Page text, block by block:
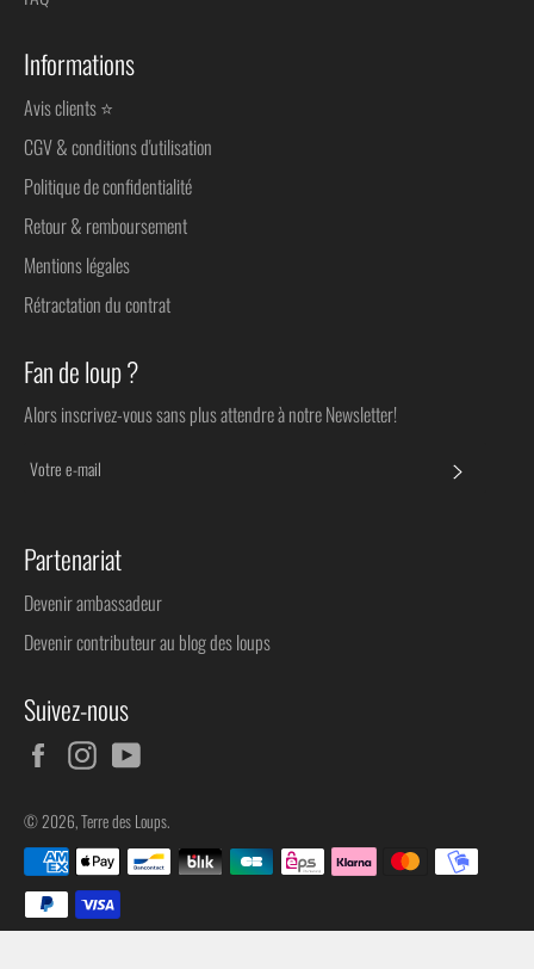
Informations
Avis clients ⭐
CGV & conditions d'utilisation
Politique de confidentialité
Retour & remboursement
Mentions légales
Rétractation du contrat
Fan de loup ?
Alors inscrivez-vous sans plus attendre à notre Newsletter!
Partenariat
Devenir ambassadeur
Devenir contributeur au blog des loups
Suivez-nous
FacebookInstagram
© 2026,Terre des Loups.
Méthodes
de
paiement